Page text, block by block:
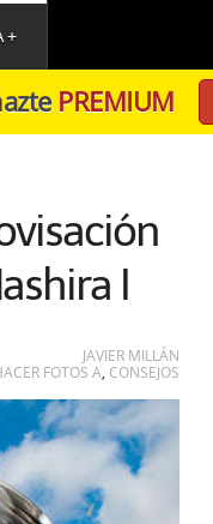
PREMIUM
I
JAVIER MILLÁN
FOTOS A, CONSEJOS